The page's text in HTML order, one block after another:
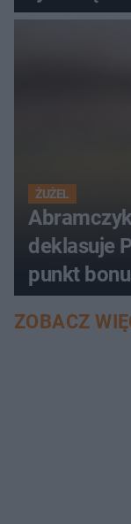
ŻUŻEL
deklasuje
punkt
ZOBACZ